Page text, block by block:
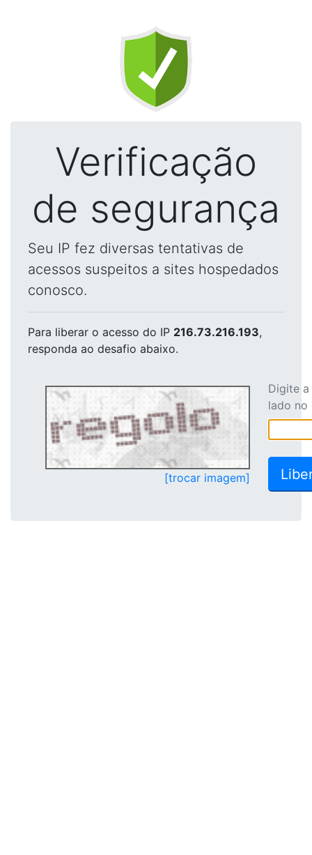
Verificação
de segurança
Seu IP fez diversas tentativas de
acessos suspeitos a sites hospedados
conosco.
Para liberar o acesso do IP 216.73.216.193,
responda ao desafio abaixo.
[trocar imagem]
Digite
lado no